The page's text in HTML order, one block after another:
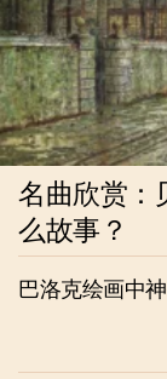
名曲欣赏：
么故事？
巴洛克绘画中